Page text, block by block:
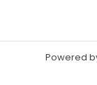
Powered